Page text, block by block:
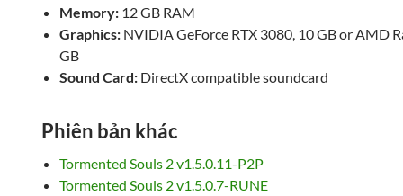
Memory: 12 GB RAM
Graphics: NVIDIA GeForce RTX 3080, 10 GB or AMD
GB
Sound Card: DirectX compatible soundcard
Phiên bản khác
Tormented Souls 2 v1.5.0.11-P2P
Tormented Souls 2 v1.5.0.7-RUNE